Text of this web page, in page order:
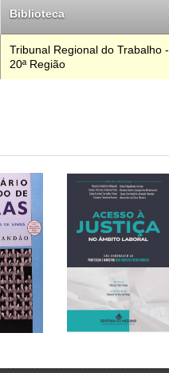
Biblioteca
Tribunal Regional do Trabalho -
20ª Região